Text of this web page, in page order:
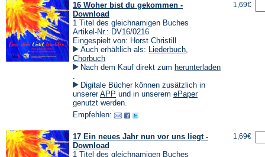
16 Woher bist du gekommen -
Download
1 Titel des gleichnamigen Buches
Artikel-Nr.: DV16/0216
Eingespielt von: Horst Christill
Auch erhältlich als: Liederbuch,
Chorbuch
Nach dem Kauf direkt zum herunterladen
in
einem
neuen
Tab)
.
Digitale Bücher können zusätzlich in
unsererAPP (Öffnet
in
neuen
und in unserem ePaper(Öffnet
genutzt werden.
Empfehlen:
1,69€
17 Ein neues Jahr nun vor uns liegt -
Download
1 Titel des gleichnamigen Buches
1,69€